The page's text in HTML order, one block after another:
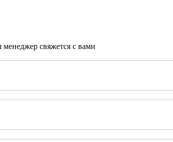
свяжется с вами